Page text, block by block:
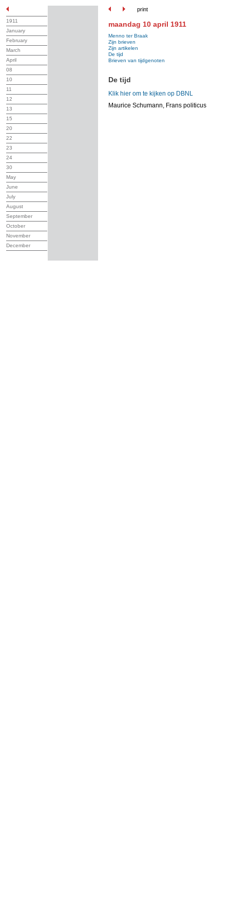
print
1911
January
February
March
April
08
10
11
12
13
15
20
22
23
24
30
May
June
July
August
September
October
November
December
maandag 10 april 1911
Menno ter Braak
Zijn brieven
Zijn artikelen
De tijd
Brieven van tijdgenoten
De tijd
Klik hier om te kijken op DBNL
Maurice Schumann, Frans politicus